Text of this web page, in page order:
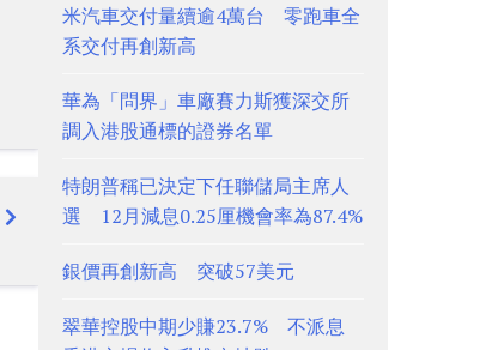
米汽車交付量續逾4萬台 零跑車全
系交付再創新高
華為「問界」車廠賽力斯獲深交所
調入港股通標的證券名單
特朗普稱已決定下任聯儲局主席人
選 12月減息0.25厘機會率為87.4%
銀價再創新高 突破57美元
翠華控股中期少賺23.7% 不派息